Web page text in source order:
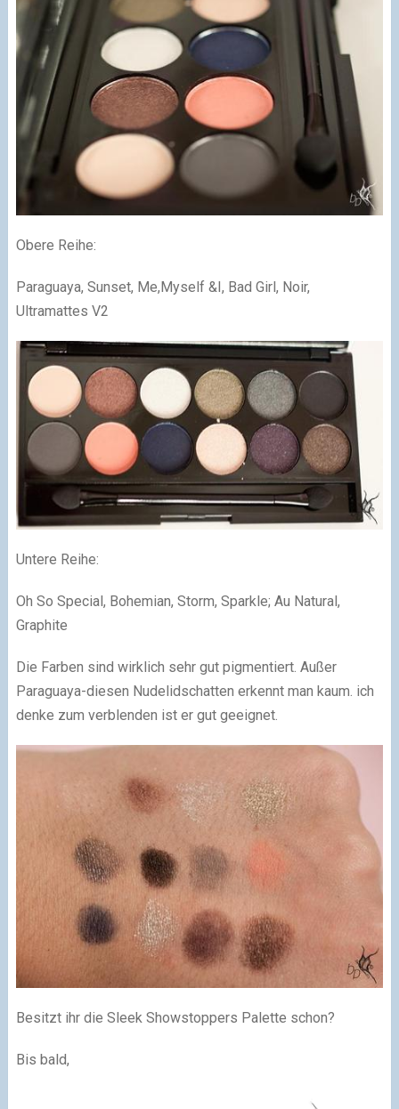
Obere Reihe:
Paraguaya, Sunset, Me,Myself &I, Bad Girl, Noir,
Ultramattes V2
Untere Reihe:
Oh So Special, Bohemian, Storm, Sparkle; Au Natural,
Graphite
Die Farben sind wirklich sehr gut pigmentiert. Außer
Paraguaya-diesen Nudelidschatten erkennt man kaum. ich
denke zum verblenden ist er gut geeignet.
Besitzt ihr die Sleek Showstoppers Palette schon?
Bis bald,